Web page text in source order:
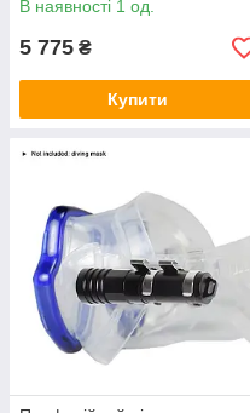
В наявності 1 од.
5 775 ₴
Купити